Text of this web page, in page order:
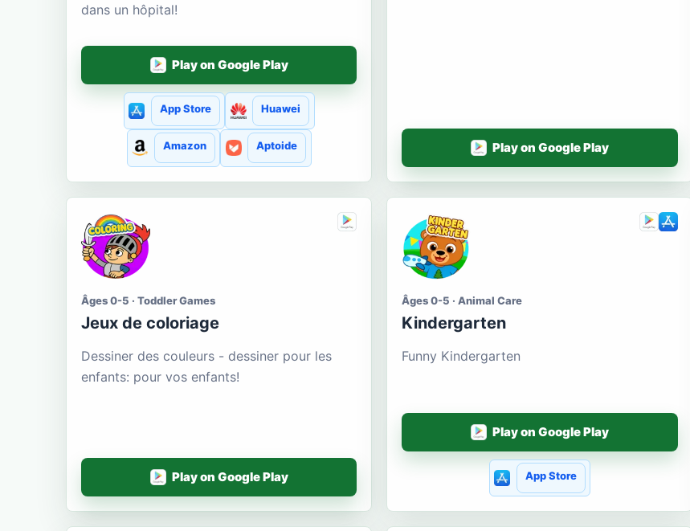
dans un hôpital!
Play on Google Play
App Store Huawei
Amazon Aptoide Play on Google Play
Âges 0-5 · Toddler Games
Jeux de coloriage
Dessiner des couleurs - dessiner pour les
enfants: pour vos enfants!
Play on Google Play
Âges 0-5 · Animal Care
Kindergarten
Funny Kindergarten
Play on Google Play
App Store